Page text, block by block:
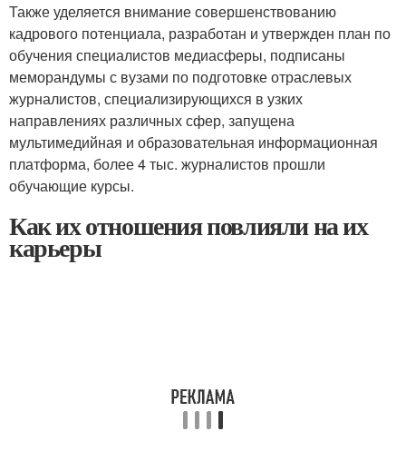
Также уделяется внимание совершенствованию
кадрового потенциала, разработан и утвержден план по
обучения специалистов медиасферы, подписаны
меморандумы с вузами по подготовке отраслевых
журналистов, специализирующихся в узких
направлениях различных сфер, запущена
мультимедийная и образовательная информационная
платформа, более 4 тыс. журналистов прошли
обучающие курсы.
Как их отношения повлияли на их
карьеры